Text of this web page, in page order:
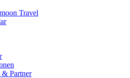
Travel
& Partner